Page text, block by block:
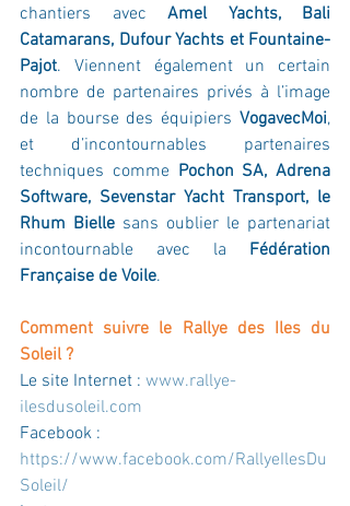
chantiers avec Amel Yachts, Bali
Catamarans, Dufour Yachts et Fountaine-
Pajot. Viennent également un certain
nombre de partenaires privés à l’image
de la bourse des équipiers VogavecMoi,
et d’incontournables partenaires
techniques comme Pochon SA, Adrena
Software, Sevenstar Yacht Transport, le
Rhum Bielle sans oublier le partenariat
incontournable avec la Fédération
Française de Voile.
Comment suivre le Rallye des Iles du
Soleil ?
Le site Internet : www.rallye-
ilesdusoleil.com
Facebook :
https://www.facebook.com/RallyeIlesDu
Soleil/